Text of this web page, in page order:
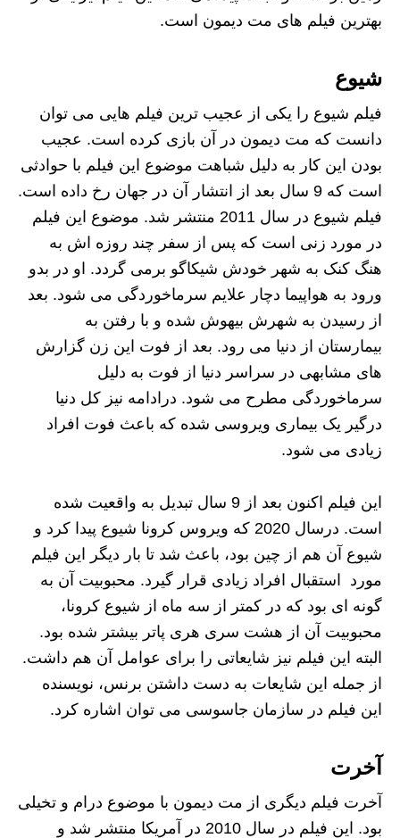
بهترین فیلم های مت دیمون است.
شیوع
فیلم شیوع را یکی از عجیب ترین فیلم هایی می توان
دانست که مت دیمون در آن بازی کرده است. عجیب
بودن این کار به دلیل شباهت موضوع این فیلم با حوادثی
است که 9 سال بعد از انتشار آن در جهان رخ داده است.
فیلم شیوع در سال 2011 منتشر شد. موضوع این فیلم
در مورد زنی است که پس از سفر چند روزه اش به
هنگ کنک به شهر خودش شیکاگو برمی گردد. او در بدو
ورود به هواپیما دچار علایم سرماخوردگی می شود. بعد
از رسیدن به شهرش بیهوش شده و با رفتن به
بیمارستان از دنیا می رود. بعد از فوت این زن گزارش
های مشابهی در سراسر دنیا از فوت به دلیل
سرماخوردگی مطرح می شود. درادامه نیز کل دنیا
درگیر یک بیماری ویروسی شده که باعث فوت افراد
زیادی می شود.
این فیلم اکنون بعد از 9 سال تبدیل به واقعیت شده
است. درسال 2020 که ویروس کرونا شیوع پیدا کرد و
شیوع آن هم از چین بود، باعث شد تا بار دیگر این فیلم
مورد استقبال افراد زیادی قرار گیرد. محبوبیت آن به
گونه ای بود که در کمتر از سه ماه از شیوع کرونا،
محبوبیت آن از هشت سری هری پاتر بیشتر شده بود.
البته این فیلم نیز شایعاتی را برای عوامل آن هم داشت.
از جمله این شایعات به دست داشتن برنس، نویسنده
این فیلم در سازمان جاسوسی می توان اشاره کرد.
آخرت
آخرت فیلم دیگری از مت دیمون با موضوع درام و تخیلی
بود. این فیلم در سال 2010 در آمریکا منتشر شد و